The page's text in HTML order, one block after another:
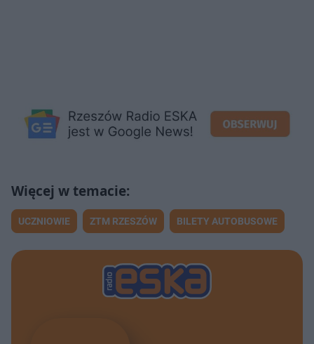
UCZNIOWIE ZTM RZESZÓW BILETY AUTOBUSOWE